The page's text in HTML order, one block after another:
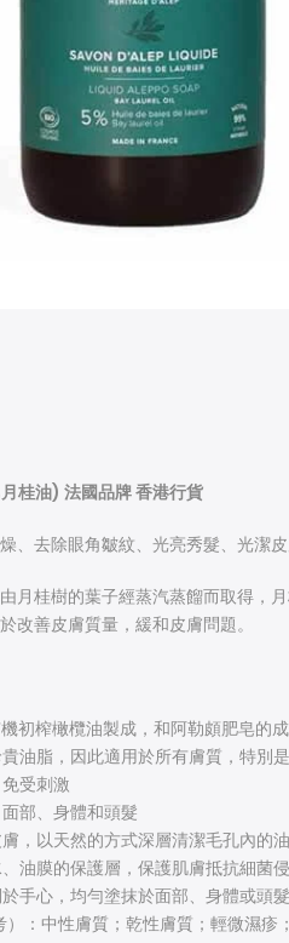
桂油) 法國品牌 香港行貨
、去除眼角皺紋、光亮秀髮、光潔
月桂樹的葉子經蒸汽蒸餾而取得，
改善皮膚質量，緩和皮膚問題。
初榨橄欖油製成，和阿勒頗肥皂的
油脂，因此適用於所有膚質，特別
受刺激
部、身體和頭髮
，以天然的方式深層清潔毛孔內的
油膜的保護層，保護肌膚抵抗細菌
手心，均勻塗抹於面部、身體或頭
：中性膚質；乾性膚質；輕微濕